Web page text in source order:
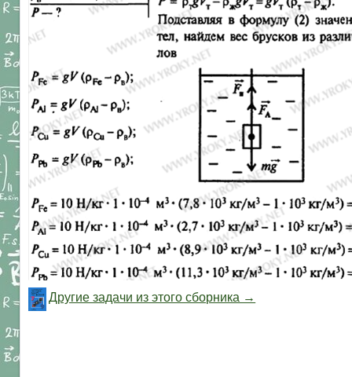
Другие задачи из этого сборника →